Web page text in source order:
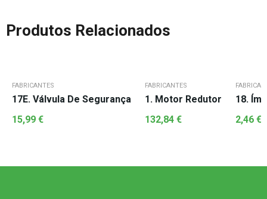
Produtos Relacionados
FABRICANTES
17E. Válvula De Segurança
15,99 €
FABRICANTES
1. Motor Redutor
132,84 €
18.
2,46 €